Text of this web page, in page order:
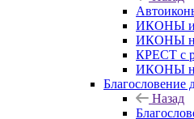
ИКОНЫ
ИКОНЫ
КРЕСТ с
ИКОНЫ
Благословение
Назад